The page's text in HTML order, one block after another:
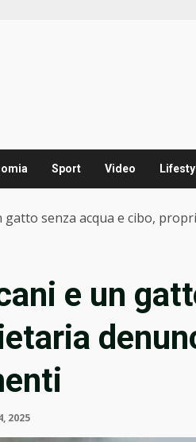
Sport Video
gatto senza acqua e cibo,
e un
2025